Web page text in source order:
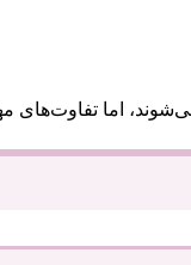
اما تفاوت‌های